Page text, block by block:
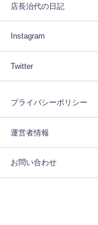
店長治代の日記
Instagram
Twitter
プライバシーポリシー
運営者情報
お問い合わせ